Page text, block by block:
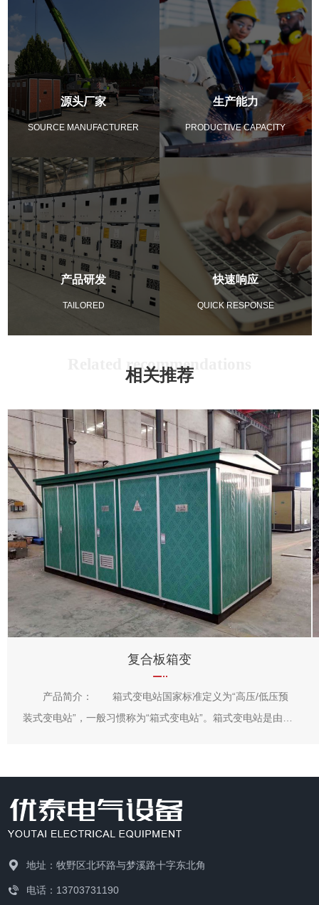
源头厂家
SOURCE MANUFACTURER
生产能力
PRODUCTIVE CAPACITY
产品研发
TAILORED
快速响应
QUICK RESPONSE
相关推荐
复合板箱变
产品简介： 箱式变电站国家标准定义为“高压/低压预
装式变电站”，一般习惯称为“箱式变电站”。箱式变电站是由高
广泛用于城网改造，以及高层楼寓、住宅小区、工业园区、商
业中心、空港、车站码头、学校、厂矿企业等场合。 使用
:-25C~+25C; 3、空气相对湿度不超过95% (20C时);
4、日温差小于25C; 5、户外风速不超过35m/s ; 6、地
地址：牧野区北环路与梦溪路十字东北角
电话：13703731190